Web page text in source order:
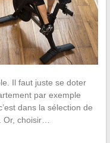
Il faut juste se doter
par exemple
dans la sélection de
Or, choisir…